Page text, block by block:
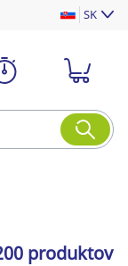
SK
produktov